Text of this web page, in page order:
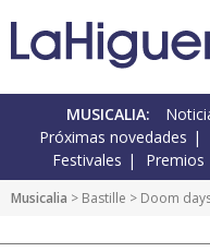
MUSICALIA:
Próximas novedades
Festivales
Premios
Musicalia > Bastille > Doom